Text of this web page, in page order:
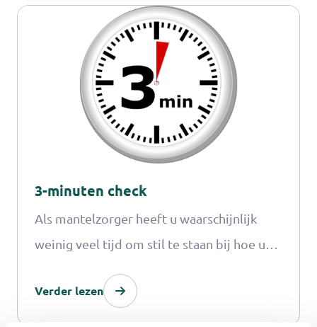
ook inkopen met een Pgb. Maar is dat altijd
mogelijk en verstandig? En wat kunt u
verder nog met een Pgb?
3-minuten check
Als mantelzorger heeft u waarschijnlijk
weinig veel tijd om stil te staan bij hoe u
vindt u het zwaar om voor uw naaste te
Verder lezen